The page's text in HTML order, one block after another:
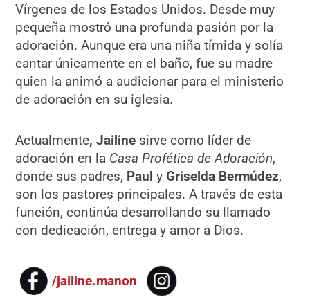
Vírgenes de los Estados Unidos. Desde muy
pequeña mostró una profunda pasión por la
adoración. Aunque era una niña tímida y solía
cantar únicamente en el baño, fue su madre
quien la animó a audicionar para el ministerio
de adoración en su iglesia.
Actualmente, Jailine sirve como líder de
adoración en la Casa Profética de Adoración,
donde sus padres, Pauly Griselda Bermúdez,
son los pastores principales. A través de esta
función, continúa desarrollando su llamado
con dedicación, entrega y amor a Dios.
/jailine.manon